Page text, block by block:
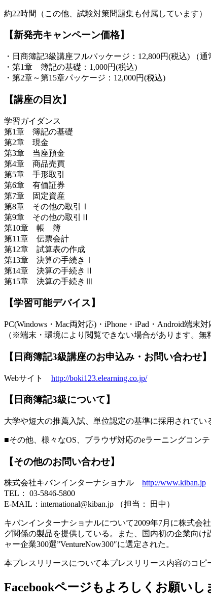
約22時間（この他、試験対策問題集も付属しています）
【新発売キャンペーン価格】
・日商簿記3級講座フルパッケージ：12,800円(税込) （通
・第1章 簿記の基礎：1,000円(税込)
・第2章～第15章パッケージ：12,000円(税込)
【講座の目次】
学習ガイダンス
第1章 簿記の基礎
第2章 現金
第3章 当座預金
第4章 商品売買
第5章 手形取引
第6章 有価証券
第7章 固定資産
第8章 その他の取引Ⅰ
第9章 その他の取引Ⅱ
第10章 帳 簿
第11章 伝票会計
第12章 試算表の作成
第13章 決算の手続きⅠ
第14章 決算の手続きⅡ
第15章 決算の手続きⅢ
【学習可能デバイス】
PC(Windows・Mac両対応)・iPhone・iPad・Android端末対
（※端末・環境により閲覧できない場合があります。無
【日商簿記3級講座のお申込み・お問い合わせ】
Webサイト http://boki123.elearning.co.jp/
【日商簿記3級について】
大学や短大の推薦入試、単位認定の基準に採用されて
■その他、様々なOS、ブラウザ対応のeラーニングコン
【その他のお問い合わせ】
株式会社キバンインターナショナル http://www.kiban.jp
TEL： 03-5846-5800
E-MAIL：international@kiban.jp （担当： 田中）
キバンインターナショナルについて2009年7月に株式会
グ関係の製品を提供している。また、国内初の企業向
ャー企業300選”VentureNow300″に選定された。
本プレスリリースについて本プレスリリース内容のコ
Facebookページもよろしくお願いし